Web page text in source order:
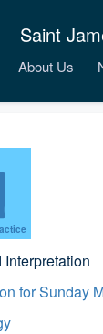
Saint
About Us
for Sunday